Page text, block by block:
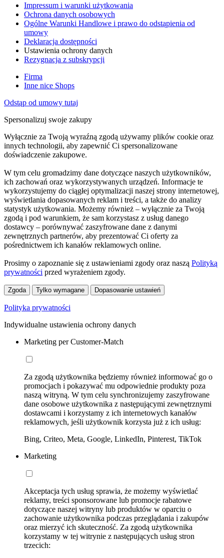
Impressum i warunki użytkowania
Ochrona danych osobowych
Ogólne Warunki Handlowe i prawo do odstąpienia od
umowy
Deklaracja dostępności
Ustawienia ochrony danych
Rezygnacja z subskrypcji
Firma
Inne nice Shops
Odstąp od umowy tutaj
Spersonalizuj swoje zakupy
Wyłącznie za Twoją wyraźną zgodą używamy plików cookie oraz
innych technologii, aby zapewnić Ci spersonalizowane
doświadczenie zakupowe.
W tym celu gromadzimy dane dotyczące naszych użytkowników,
ich zachowań oraz wykorzystywanych urządzeń. Informacje te
wykorzystujemy do ciągłej optymalizacji naszej strony internetowej,
wyświetlania dopasowanych reklam i treści, a także do analizy
statystyk użytkowania. Możemy również – wyłącznie za Twoją
zgodą i pod warunkiem, że sam korzystasz z usług danego
dostawcy – porównywać zaszyfrowane dane z danymi
zewnętrznych partnerów, aby prezentować Ci oferty za
pośrednictwem ich kanałów reklamowych online.
Prosimy o zapoznanie się z ustawieniami zgody oraz naszą Polityką
prywatności przed wyrażeniem zgody.
Zgoda Tylko wymagane Dopasowanie ustawień
Polityka prywatności
Indywidualne ustawienia ochrony danych
Marketing per Customer-Match
Za zgodą użytkownika będziemy również informować go o
promocjach i pokazywać mu odpowiednie produkty poza
naszą witryną. W tym celu synchronizujemy zaszyfrowane
dane osobowe użytkownika z następującymi zewnętrznymi
dostawcami i korzystamy z ich internetowych kanałów
reklamowych, jeśli użytkownik korzysta już z ich usług:
Bing, Criteo, Meta, Google, LinkedIn, Pinterest, TikTok
Marketing
Akceptacja tych usług sprawia, że możemy wyświetlać
reklamy, treści sponsorowane lub promocje rabatowe
dotyczące naszej witryny lub produktów w oparciu o
zachowanie użytkownika podczas przeglądania i zakupów
oraz mierzyć ich skuteczność. Za zgodą użytkownika
korzystamy w tej witrynie z następujących usług stron
trzecich: